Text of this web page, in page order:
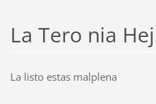
La Tero nia
La listo estas malplena